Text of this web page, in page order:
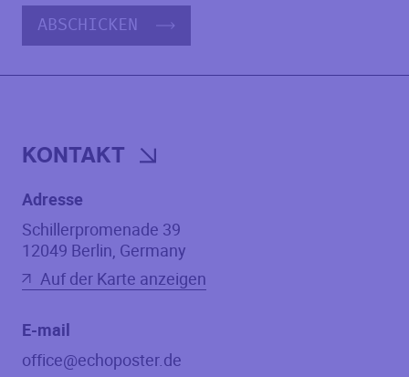
ABSCHICKEN
KONTAKT
Adresse
Schillerpromenade 39
12049 Berlin, Germany
Auf der Karte anzeigen
E-mail
office@echoposter.de